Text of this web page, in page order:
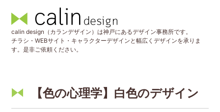
calin design（カランデザイン）は神戸にあるデザイン事務所です。
チラシ・WEBサイト・キャラクターデザインと幅広くデザインを承りま
す。是非ご依頼ください。
【色の心理学】白色のデザイン